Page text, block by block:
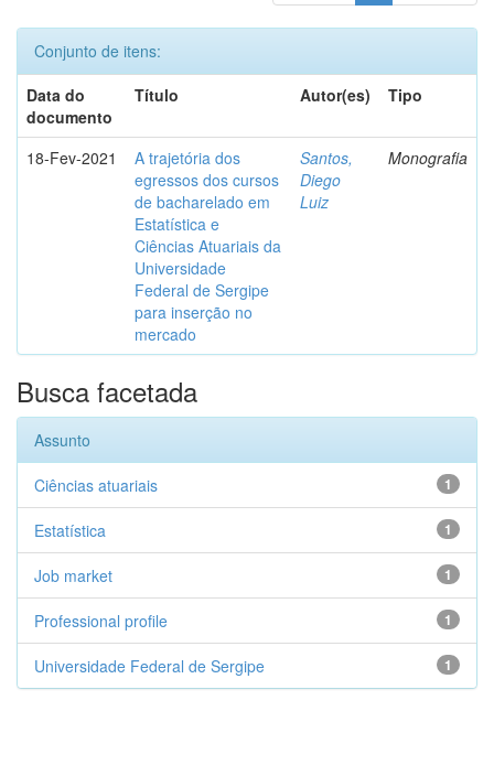
Conjunto de itens:
Data do
documento
Título Autor(es) Tipo
18-Fev-2021
A trajetória dos
egressos dos cursos
de bacharelado em
Estatística e
Ciências Atuariais da
Universidade
Federal de Sergipe
para inserção no
mercado
Santos,
Diego
Luiz
Monografia
Busca facetada
Assunto
1
Ciências atuariais
1
Estatística
1
Job market
1
Professional profile
1
Universidade Federal de Sergipe